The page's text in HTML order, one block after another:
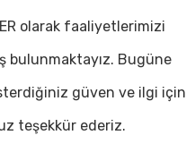
olarak faaliyetlerimizi
bulunmaktayız. Bugüne
güven ve ilgi için
teşekkür ederiz.